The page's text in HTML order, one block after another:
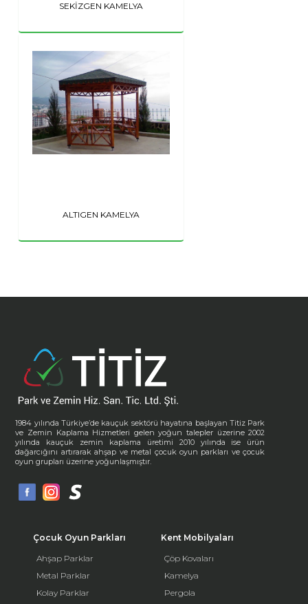
SEKİZGEN KAMELYA
ALTIGEN KAMELYA
1984 yılında Türkiye’de kauçuk sektörü hayatına başlayan Titiz Park
ve Zemin Kaplama Hizmetleri gelen yoğun talepler üzerine 2002
yılında kauçuk zemin kaplama üretimi 2010 yılında ise ürün
dağarcığını artırarak ahşap ve metal çocuk oyun parkları ve çocuk
oyun grupları üzerine yoğunlaşmıştır.
Çocuk Oyun Parkları
Ahşap Parklar
Metal Parklar
Kolay Parklar
Kent Mobilyaları
Çöp Kovaları
Kamelya
Pergola